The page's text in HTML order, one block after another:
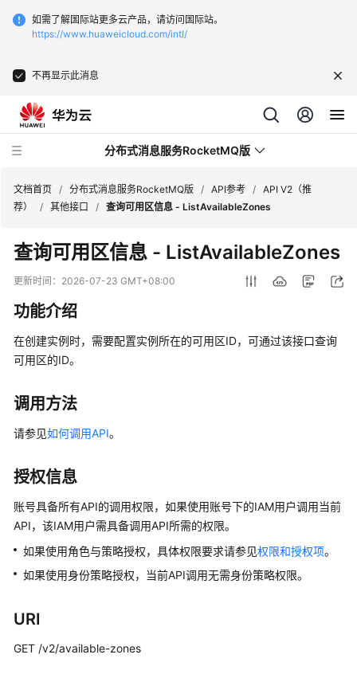
如需了解国际站更多云产品，请访问国际站。
https://www.huaweicloud.com/intl/
不再显示此消息
分布式消息服务RocketMQ版
最
新
动
务
公
品
绍
计
费
明
速
门
文档首页 / 分布式消息服务RocketMQ版 / API参考 / API V2（推
荐）
/ 其他接口 / 查询可用区信息 - ListAvailableZones
查询可用区信息 - ListAvailableZones
更新时间： 2026-07-23 GMT+08:00
功能介绍
在创建实例时，需要配置实例所在的可用区ID，可通过该接口查询
可用区的ID。
调用方法
请参见如何调用API。
授权信息
账号具备所有API的调用权限，如果使用账号下的IAM用户调用当前
API，该IAM用户需具备调用API所需的权限。
如果使用角色与策略授权，具体权限要求请参见权限和授权项。
如果使用身份策略授权，当前API调用无需身份策略权限。
URI
GET /v2/available-zones